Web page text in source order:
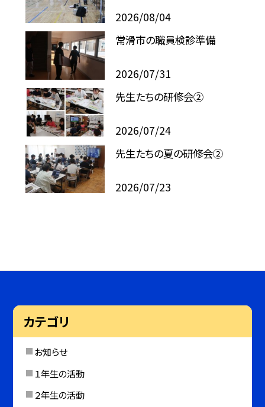
2026/08/04
常滑市の職員検診準備
2026/07/31
先生たちの研修会②
2026/07/24
先生たちの夏の研修会②
2026/07/23
カテゴリ
お知らせ
１年生の活動
２年生の活動